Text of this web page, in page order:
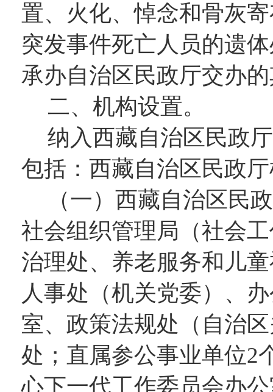
置、火化、悼念和骨灰
突发事件死亡人员的遗
承办自治区民政厅交办
二、 机构设置。
纳入西藏自治区民政厅
包括 ： 西藏自治区民政
（一） 西藏自治区民
社会组织管理局（社会
治理处、 养老服务和儿
人事处（机关党委）、
室、政策法规处 （自治
处； 直属参公事业单位2
心下一代工作委员会办